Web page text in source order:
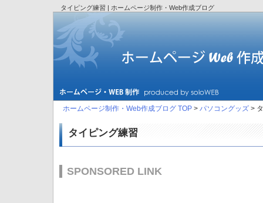
タイピング練習 | ホームページ制作・Web作成ブログ
ホームページ制作・Web作成ブログ TOP > パソコングッズ >
タイピング練習
SPONSORED LINK